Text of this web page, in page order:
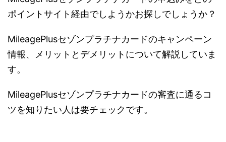
ポイントサイト経由でしようかお探しでしょうか？
MileagePlusセゾンプラチナカードのキャンペーン
情報、メリットとデメリットについて解説していま
す。
MileagePlusセゾンプラチナカードの審査に通るコ
ツを知りたい人は要チェックです。